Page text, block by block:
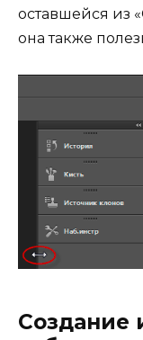
оставшейся из
она также
Создание